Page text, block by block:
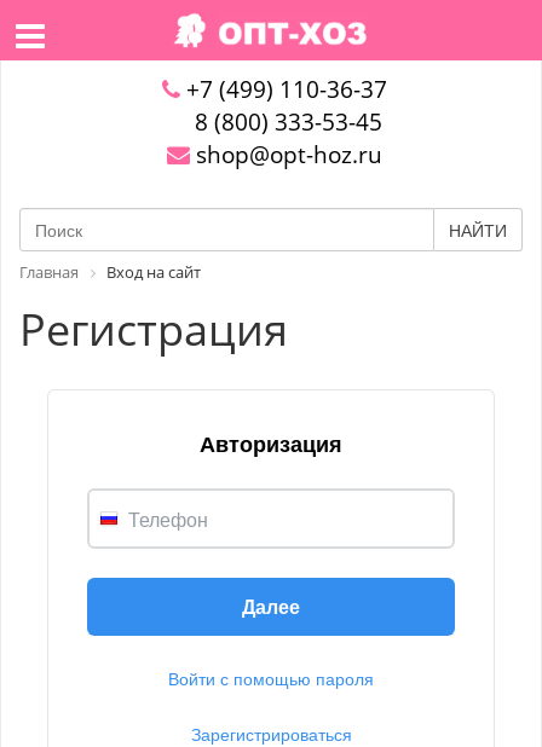
+7 (499) 110-36-37
8 (800) 333-53-45
shop@opt-hoz.ru
НАЙТИ
Главная Вход на сайт
Регистрация
Авторизация
Телефон
Далее
Войти с помощью пароля
Зарегистрироваться